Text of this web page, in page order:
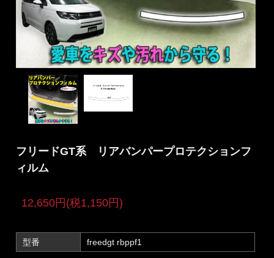
フリードGT系 リアバンパープロテクションフ
ィルム
12,650円(税1,150円)
型番 freedgt rbppf1